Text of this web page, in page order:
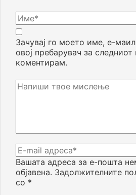
Вашата адреса за е-пошта
објавена. Задолжителните
со *
Зачувај го моето име, е-
овој пребарувач за следниот
коментирам.